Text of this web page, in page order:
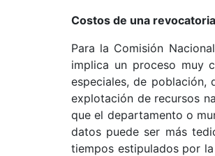
Costos de una revocatoria
Para la Comisión
implica un proceso muy
especiales, de población,
explotación de recursos
que el departamento o
datos puede ser más
tiempos estipulados por